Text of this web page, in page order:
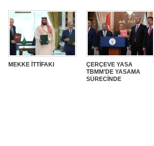
MEKKE İTTİFAKI
ÇERÇEVE YASA
TBMM’DE YASAMA
SÜRECİNDE